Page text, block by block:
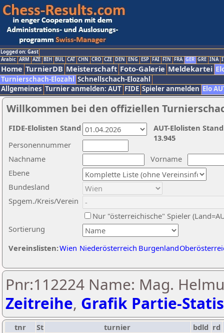
Logged on: Gast
Arabic ARM AZE BIH BUL CAT CHN CRO CZE DEN ENG ESP FAI FIN FRA GER GRE INA
Home TurnierDB Meisterschaft Foto-Galerie Meldekartei
Turnierschach-Elozahl Schnellschach-Elozahl
Allgemeines Turnier anmelden: AUT FIDE Spieler anmelden Elo
Willkommen bei den offiziellen
Nachname
Vorname
Ebene
Sortierung
Personennummer
Bundesland
Spgem./Kreis/Verein
Nur "österreichische" Spieler
Vereinslisten:Wien Niederösterreich Burgenland
AUT-Elolisten
13.945
FIDE-Elolisten Stand
Pnr:112224 Name: Mag.
Zeitreihe, Grafik Partie-
tnr St turnier bdld rd